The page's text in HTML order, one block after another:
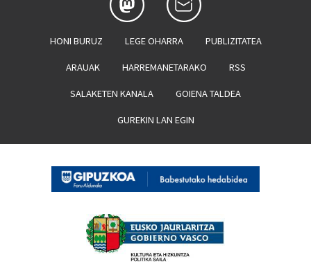
HONI BURUZ LEGE OHARRA PUBLIZITATEA
ARAUAK HARREMANETARAKO RSS
SALAKETEN KANALA GOIENA TALDEA
GUREKIN LAN EGIN